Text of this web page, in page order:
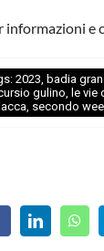
informazioni e
2023 badia
gulino
le vie
secondo